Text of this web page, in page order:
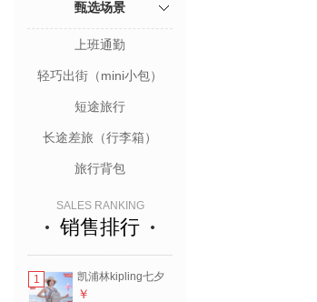
甄选场景
上班通勤
轻巧出街（mini小包）
短途旅行
长途差旅（行李箱）
旅行背包
SALES RANKING
销售排行
1
凯浦林kipling七夕
礼物男女款大容量
￥